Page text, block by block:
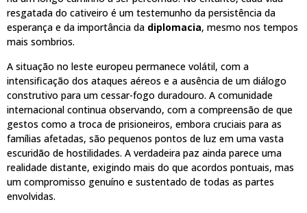
resgatada do cativeiro é um testemunho da persistência da
esperança e da importância da diplomacia, mesmo nos tempos
mais sombrios.
A situação no leste europeu permanece volátil, com a
intensificação dos ataques aéreos e a ausência de um diálogo
construtivo para um cessar-fogo duradouro. A comunidade
internacional continua observando, com a compreensão de que
gestos como a troca de prisioneiros, embora cruciais para as
famílias afetadas, são pequenos pontos de luz em uma vasta
escuridão de hostilidades. A verdadeira paz ainda parece uma
realidade distante, exigindo mais do que acordos pontuais, mas
um compromisso genuíno e sustentado de todas as partes
envolvidas.